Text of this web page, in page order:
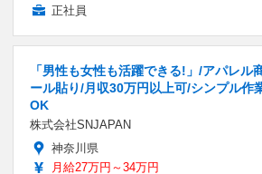
正社員
「男性も女性も活躍できる!」/アパレル
ール貼り/月収30万円以上可/シンプル作
OK
株式会社SNJAPAN
神奈川県
月給27万円～34万円